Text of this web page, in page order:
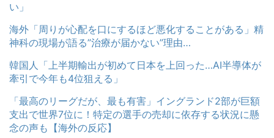
い」
海外「周りが心配を口にするほど悪化することがある」精
神科の現場が語る”治療が届かない”理由…
韓国人「上半期輸出が初めて日本を上回った…AI半導体が
牽引で今年も4位狙える」
「最高のリーグだが、最も有害」イングランド2部が巨額
支出で世界7位に！特定の選手の売却に依存する状況に懸
念の声も【海外の反応】